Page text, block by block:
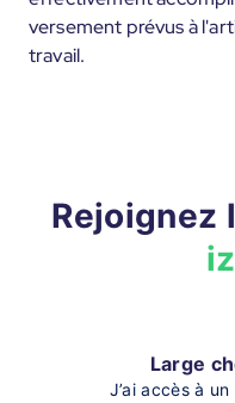
versement prévus à
travail.
Rejoignez
Large
J’ai accès à